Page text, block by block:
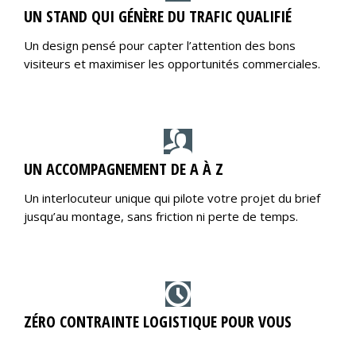
UN STAND QUI GÉNÈRE DU TRAFIC QUALIFIÉ
Un design pensé pour capter l’attention des bons
visiteurs et maximiser les opportunités commerciales.
UN ACCOMPAGNEMENT DE A À Z
Un interlocuteur unique qui pilote votre projet du brief
jusqu’au montage, sans friction ni perte de temps.
ZÉRO CONTRAINTE LOGISTIQUE POUR VOUS